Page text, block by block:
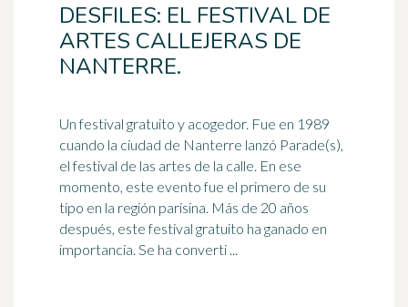
DESFILES: EL FESTIVAL DE
ARTES CALLEJERAS DE
NANTERRE.
Un festival gratuito y acogedor. Fue en 1989
cuando la ciudad de Nanterre lanzó Parade(s),
el festival de las artes de la calle. En ese
momento, este evento fue el primero de su
tipo en la región parisina. Más de 20 años
después, este festival gratuito ha ganado en
importancia. Se ha converti ...